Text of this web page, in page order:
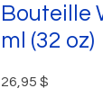
Bouteille
ml (32 oz)
26,95 $